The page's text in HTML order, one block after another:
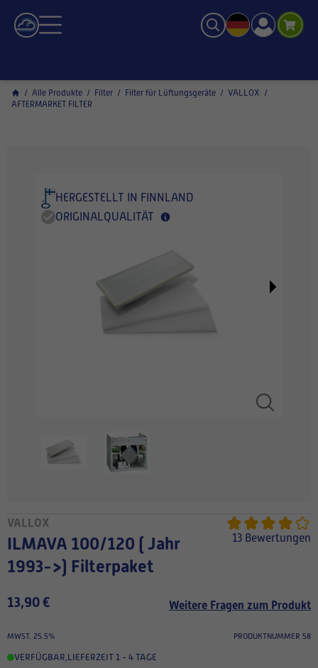
/ Alle Produkte / Filter / Filter für Lüftungsgeräte / VALLOX /
AFTERMARKET FILTER
HERGESTELLT IN FINNLAND
ORIGINALQUALITÄT
VALLOX
ILMAVA 100/120 ( Jahr
1993->) Filterpaket
13 Bewertungen
13,90 € Weitere Fragen zum Produkt
MWST. 25.5% PRODUKTNUMMER 58
VERFÜGBAR,LIEFERZEIT 1 - 4 TAGE